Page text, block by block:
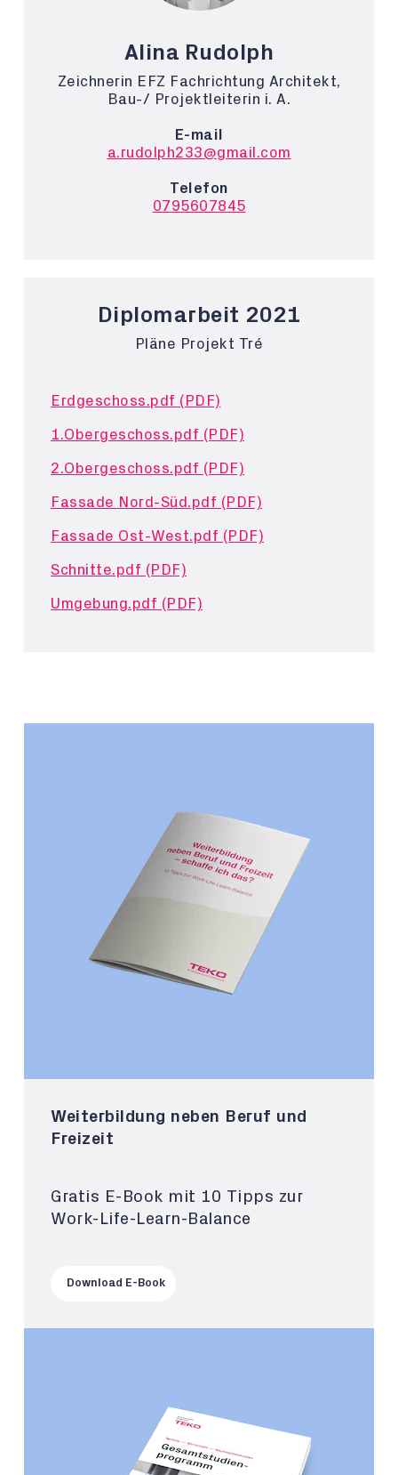
Alina Rudolph
Zeichnerin EFZ Fachrichtung Architekt,
Bau-/ Projektleiterin i. A.
E-mail
a.rudolph233@gmail.com
Telefon
0795607845
Diplomarbeit 2021
Pläne Projekt Tré
Erdgeschoss.pdf (PDF)
1.Obergeschoss.pdf (PDF)
2.Obergeschoss.pdf (PDF)
Fassade Nord-Süd.pdf (PDF)
Fassade Ost-West.pdf (PDF)
Schnitte.pdf (PDF)
Umgebung.pdf (PDF)
Weiterbildung neben Beruf und
Freizeit
Gratis E-Book mit 10 Tipps zur
Work-Life-Learn-Balance
Download E-Book